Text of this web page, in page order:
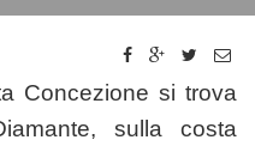
Concezione si trova
sulla costa